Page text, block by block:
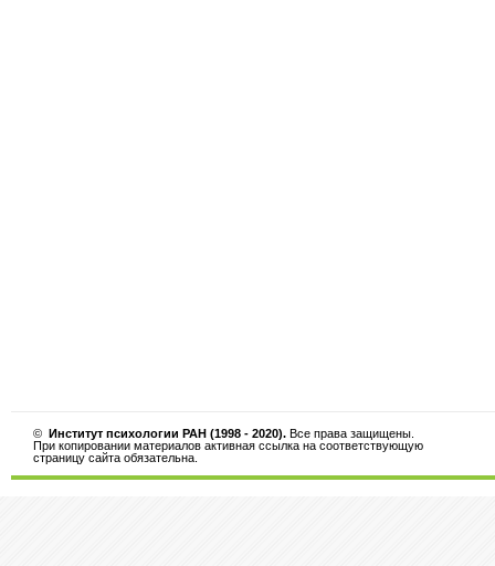
© Институт психологии РАН (1998 - 2020). Все права защищены.
При копировании материалов активная ссылка на соответствующую
страницу сайта обязательна.